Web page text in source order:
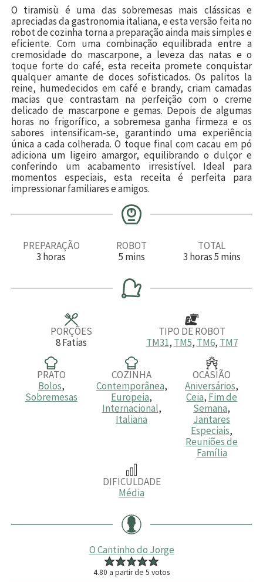
O tiramisù é uma das sobremesas mais clássicas e
apreciadas da gastronomia italiana, e esta versão feita no
robot de cozinha torna a preparação ainda mais simples e
eficiente. Com uma combinação equilibrada entre a
cremosidade do mascarpone, a leveza das natas e o
toque forte do café, esta receita promete conquistar
qualquer amante de doces sofisticados. Os palitos la
reine, humedecidos em café e brandy, criam camadas
macias que contrastam na perfeição com o creme
delicado de mascarpone e gemas. Depois de algumas
horas no frigorífico, a sobremesa ganha firmeza e os
sabores intensificam-se, garantindo uma experiência
única a cada colherada. O toque final com cacau em pó
adiciona um ligeiro amargor, equilibrando o dulçor e
conferindo um acabamento irresistível. Ideal para
momentos especiais, esta receita é perfeita para
impressionar familiares e amigos.
PREPARAÇÃO
3 h
a
horas
ROBOT
5m
n
u
t
mins
TOTAL
3h
a
horas5m
u
mins
PORÇÕES
8Fatias
TIPO DE ROBOT
TM31, TM5, TM6, TM7
PRATO
Bolos,
Sobremesas
COZINHA
Contemporânea,
Europeia,
Internacional,
Italiana
OCASIÃO
Aniversários,
Ceia, Fim de
Semana,
Jantares
Especiais,
Reuniões de
Família
DIFICULDADE
Média
O Cantinho do Jorge
4.80 a partir de 5 votos